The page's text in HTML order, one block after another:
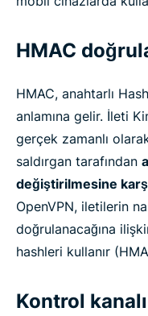
HMAC
HMAC, anahtarlı
anlamına gelir. İleti
gerçek zamanlı
saldırgan tarafından
değiştirilmesine
OpenVPN, iletilerin
doğrulanacağına
hashleri kullanır
Kontrol